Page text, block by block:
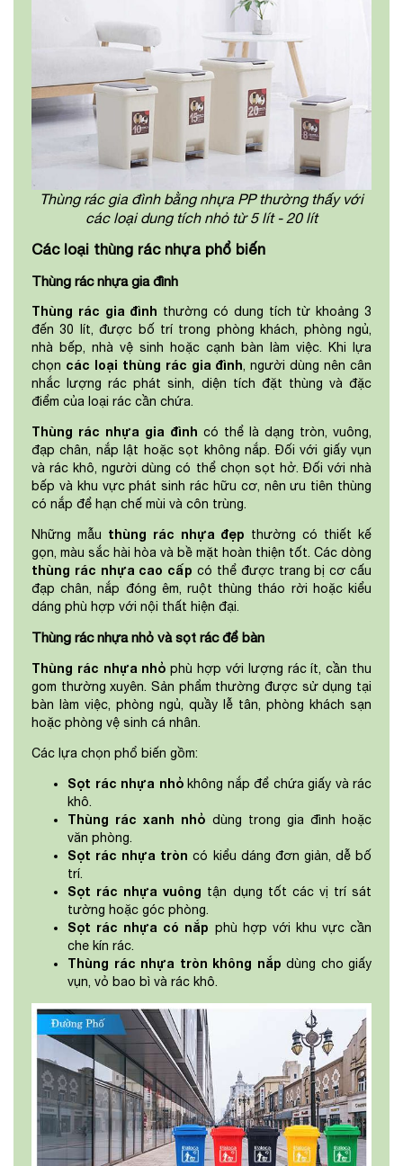
Thùng rác gia đình bằng nhựa PP thường thấy với
các loại dung tích nhỏ từ 5 lít - 20 lít
Các loại thùng rác nhựa phổ biến
Thùng rác nhựa gia đình
Thùng rác gia đình thường có dung tích từ khoảng 3
đến 30 lít, được bố trí trong phòng khách, phòng ngủ,
nhà bếp, nhà vệ sinh hoặc cạnh bàn làm việc. Khi lựa
chọn các loại thùng rác gia đình, người dùng nên cân
nhắc lượng rác phát sinh, diện tích đặt thùng và đặc
điểm của loại rác cần chứa.
Thùng rác nhựa gia đình có thể là dạng tròn, vuông,
đạp chân, nắp lật hoặc sọt không nắp. Đối với giấy vụn
và rác khô, người dùng có thể chọn sọt hở. Đối với nhà
bếp và khu vực phát sinh rác hữu cơ, nên ưu tiên thùng
có nắp để hạn chế mùi và côn trùng.
Những mẫu thùng rác nhựa đẹp thường có thiết kế
gọn, màu sắc hài hòa và bề mặt hoàn thiện tốt. Các dòng
thùng rác nhựa cao cấp có thể được trang bị cơ cấu
đạp chân, nắp đóng êm, ruột thùng tháo rời hoặc kiểu
dáng phù hợp với nội thất hiện đại.
Thùng rác nhựa nhỏ và sọt rác để bàn
Thùng rác nhựa nhỏ phù hợp với lượng rác ít, cần thu
gom thường xuyên. Sản phẩm thường được sử dụng tại
bàn làm việc, phòng ngủ, quầy lễ tân, phòng khách sạn
hoặc phòng vệ sinh cá nhân.
Các lựa chọn phổ biến gồm:
Sọt rác nhựa nhỏkhông nắp để chứa giấy và rác
khô.
Thùng rác xanh nhỏ dùng trong gia đình hoặc
văn phòng.
Sọt rác nhựa tròn có kiểu dáng đơn giản, dễ bố
trí.
Sọt rác nhựa vuông tận dụng tốt các vị trí sát
tường hoặc góc phòng.
Sọt rác nhựa có nắp phù hợp với khu vực cần
che kín rác.
Thùng rác nhựa tròn không nắp dùng cho giấy
vụn, vỏ bao bì và rác khô.